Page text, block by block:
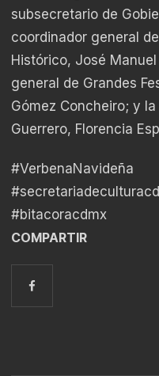
subsecretario de
coordinador general
Histórico, José
general de Grandes
Gómez Concheiro; y
Guerrero, Florencia
#VerbenaNavideña
#bitacoracdmx
COMPARTIR